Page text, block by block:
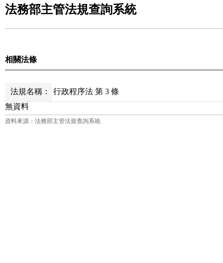
法務部主管法規查詢系統
相關法條
法規名稱：
行政程序法 第 3 條
無資料
資料來源：法務部主管法規查詢系統